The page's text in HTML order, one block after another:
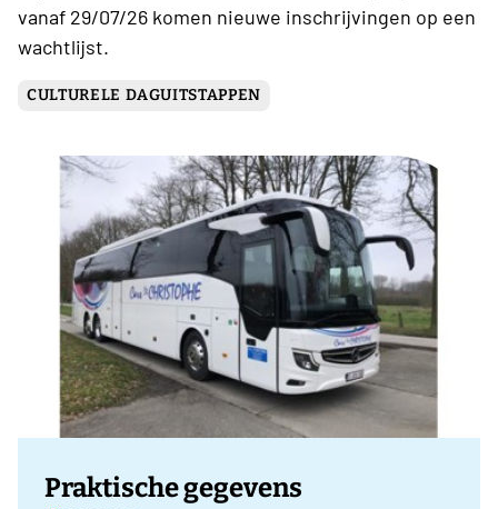
vanaf 29/07/26 komen nieuwe inschrijvingen op een
wachtlijst.
CULTURELE DAGUITSTAPPEN
Praktische gegevens